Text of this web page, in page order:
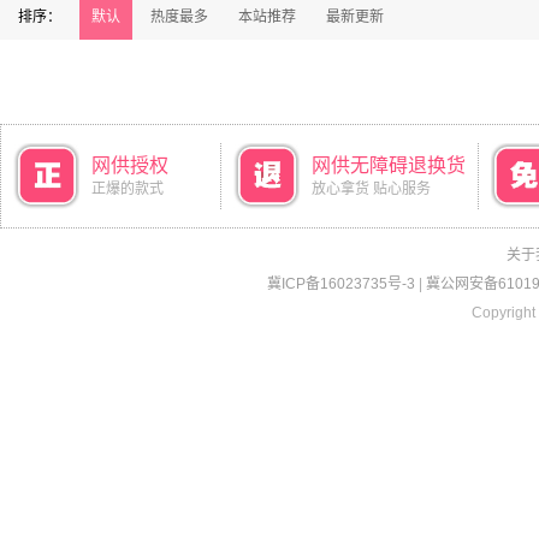
排序： 默认 热度最多 本站推荐 最新更新
网供授权
正爆的款式
网供无障碍退换货
放心拿货 贴心服务
关于
冀ICP备16023735号-3
冀公网安备